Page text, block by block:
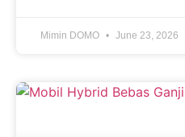
Mimin DOMO June 23, 2026